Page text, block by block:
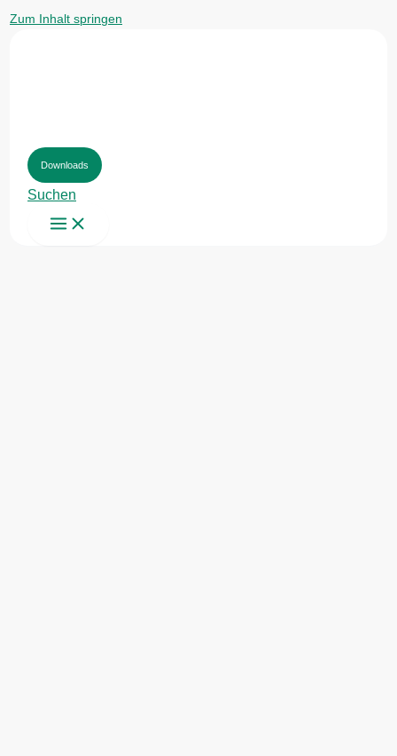
Zum Inhalt springen
Downloads
Suchen